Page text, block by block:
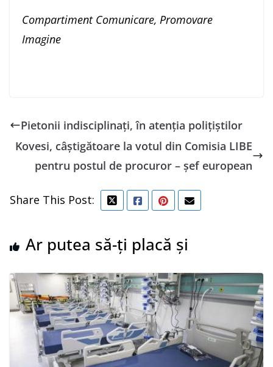
Compartiment Comunicare, Promovare
Imagine
Pietonii indisciplinați, în atenția polițiștilor
Kovesi, câştigătoare la votul din Comisia LIBE
pentru postul de procuror – şef european
Share This Post:
Ar putea să-ți placă și